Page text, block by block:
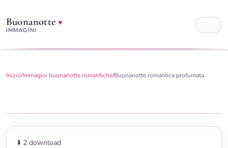
Buonanotte♥
IMMAGINI
Inizio/Immagini buonanotte romantiche/Buonanotte romantica profumata
⬇️ 2 download